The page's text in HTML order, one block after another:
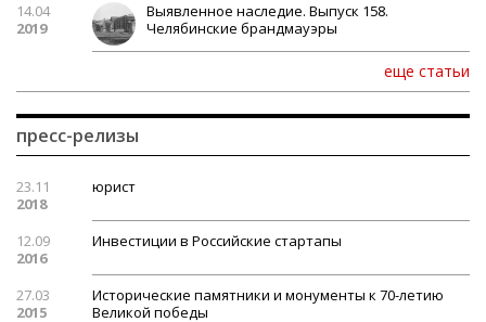
14.04
2019
Выявленное наследие. Выпуск 158.
Челябинские брандмауэры
еще статьи
пресс-релизы
23.11
2018
юрист
12.09
2016
Инвестиции в Российские стартапы
27.03
2015
Исторические памятники и монументы к 70-летию
Великой победы